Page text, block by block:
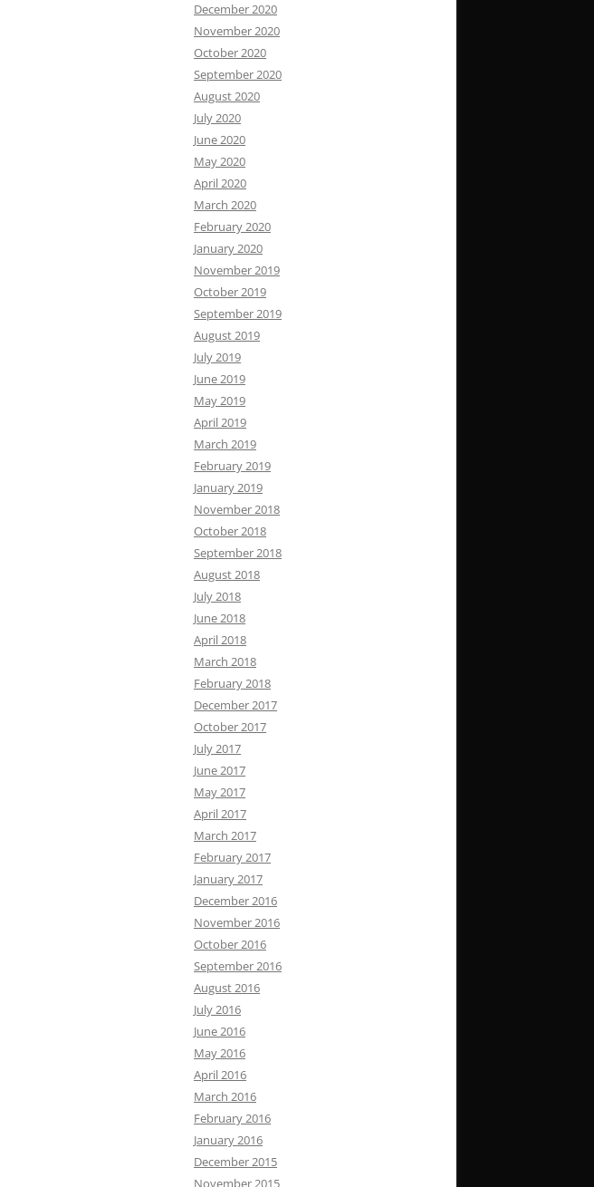
December 2020
November 2020
October 2020
September 2020
August 2020
July 2020
June 2020
May 2020
April 2020
March 2020
February 2020
January 2020
November 2019
October 2019
September 2019
August 2019
July 2019
June 2019
May 2019
April 2019
March 2019
February 2019
January 2019
November 2018
October 2018
September 2018
August 2018
July 2018
June 2018
April 2018
March 2018
February 2018
December 2017
October 2017
July 2017
June 2017
May 2017
April 2017
March 2017
February 2017
January 2017
December 2016
November 2016
October 2016
September 2016
August 2016
July 2016
June 2016
May 2016
April 2016
March 2016
February 2016
January 2016
December 2015
November 2015